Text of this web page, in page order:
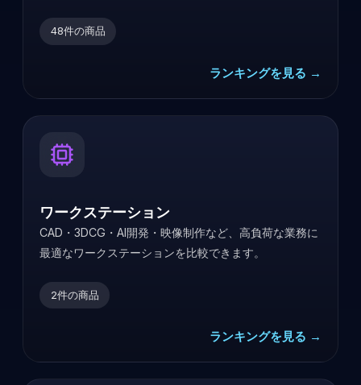
48件の商品
ランキングを見る →
ワークステーション
CAD・3DCG・AI開発・映像制作など、高負荷な業務に
最適なワークステーションを比較できます。
2件の商品
ランキングを見る →